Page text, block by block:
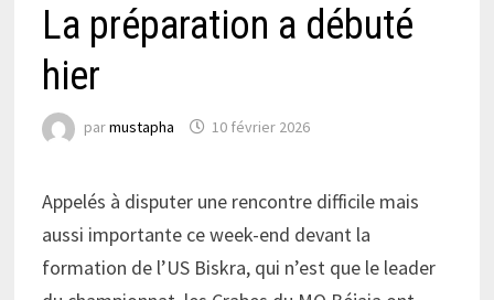
La préparation a débuté
hier
parmustapha 10 février 2026
Appelés à disputer une rencontre difficile mais
aussi importante ce week-end devant la
formation de l’US Biskra, qui n’est que le leader